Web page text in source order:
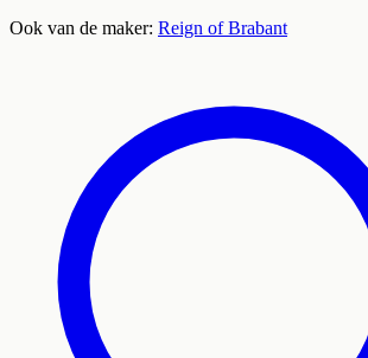
Ook van de maker: Reign of Brabant